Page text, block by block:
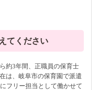
てください
約3年間、正職員の保育士
は、岐阜市の保育園で派遣
フリー担当として働かせて